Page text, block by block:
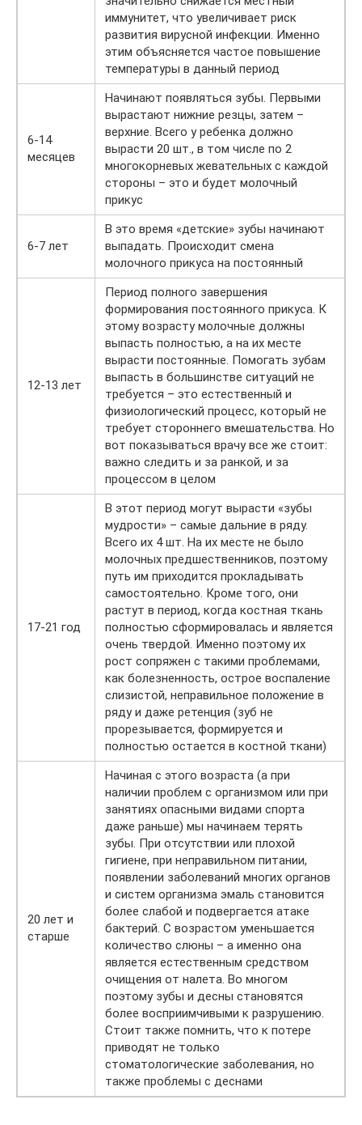
иммунитет, что увеличивает риск
развития вирусной инфекции. Именно
этим объясняется частое повышение
температуры в данный период
6-14
месяцев
Начинают появляться зубы. Первыми
вырастают нижние резцы, затем –
верхние. Всего у ребенка должно
вырасти 20 шт., в том числе по 2
многокорневых жевательных с каждой
стороны – это и будет молочный
прикус
6-7 лет
В это время «детские» зубы начинают
выпадать. Происходит смена
молочного прикуса на постоянный
12-13 лет
Период полного завершения
формирования постоянного прикуса. К
этому возрасту молочные должны
выпасть полностью, а на их месте
вырасти постоянные. Помогать зубам
выпасть в большинстве ситуаций не
требуется – это естественный и
физиологический процесс, который не
требует стороннего вмешательства. Но
вот показываться врачу все же стоит:
важно следить и за ранкой, и за
процессом в целом
17-21 год
В этот период могут вырасти «зубы
мудрости» – самые дальние в ряду.
Всего их 4 шт. На их месте не было
молочных предшественников, поэтому
путь им приходится прокладывать
самостоятельно. Кроме того, они
растут в период, когда костная ткань
полностью сформировалась и является
очень твердой. Именно поэтому их
рост сопряжен с такими проблемами,
как болезненность, острое воспаление
слизистой, неправильное положение в
ряду и даже ретенция (зуб не
прорезывается, формируется и
полностью остается в костной ткани)
20 лет и
старше
Начиная с этого возраста (а при
наличии проблем с организмом или при
занятиях опасными видами спорта
даже раньше) мы начинаем терять
зубы. При отсутствии или плохой
гигиене, при неправильном питании,
появлении заболеваний многих органов
и систем организма эмаль становится
более слабой и подвергается атаке
бактерий. С возрастом уменьшается
количество слюны – а именно она
является естественным средством
очищения от налета. Во многом
поэтому зубы и десны становятся
более восприимчивыми к разрушению.
Стоит также помнить, что к потере
приводят не только
стоматологические заболевания, но
также проблемы с деснами